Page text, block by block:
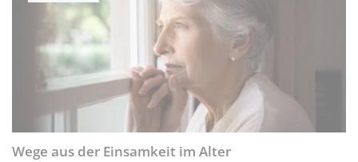
Wege aus der Einsamkeit im Alter